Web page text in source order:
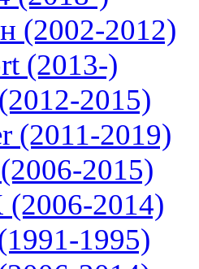
(2002-2012)
(2013-)
2015)
(2011-2019)
2015)
2014)
1995)